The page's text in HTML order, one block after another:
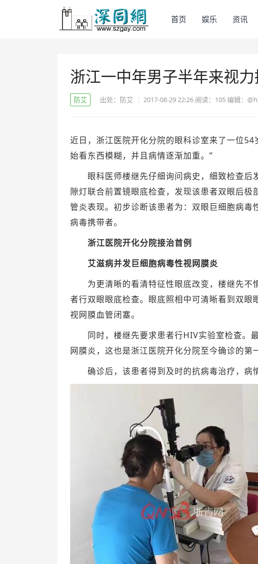
首页 娱乐 资讯
浙江一中年男子半年来视
防艾 出处：防艾 2017-08-29 22:26 阅读： 105编辑：
近日，浙江医院开化分院的眼科诊室来了一位
始看东西模糊，并且病情逐渐加重。”
眼科医师楼继先仔细询问病史，细致检查后
隙灯联合前置镜眼底检查，发现该患者双眼后
管炎表现。初步诊断该患者为：双眼巨细胞病
病毒携带者。
浙江医院开化分院接治首例
艾滋病并发巨细胞病毒性视网膜炎
为更清晰的看清特征性眼底改变，楼继先不
者行双眼眼底检查。眼底照相中可清晰看到双眼
视网膜血管闭塞。
同时，楼继先要求患者行HIV实验室检查。
网膜炎，这也是浙江医院开化分院至今确诊的第
确诊后，该患者得到及时的抗病毒治疗，病